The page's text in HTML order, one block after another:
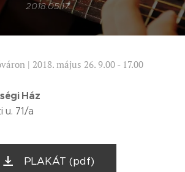
2018.05.17
| 2018. május 26. 9.00 - 17.00
Ház
u. 71/a
PLAKÁT (pdf)